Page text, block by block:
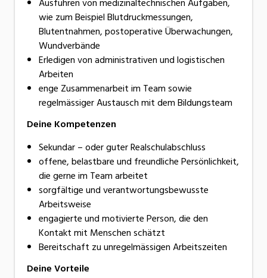
wie zum Beispiel Blutdruckmessungen,
Blutentnahmen, postoperative Überwachungen,
Wundverbände
Erledigen von administrativen und logistischen
Arbeiten
enge Zusammenarbeit im Team sowie
regelmässiger Austausch mit dem Bildungsteam
Deine Kompetenzen
Sekundar – oder guter Realschulabschluss
offene, belastbare und freundliche Persönlichkeit,
die gerne im Team arbeitet
sorgfältige und verantwortungsbewusste
Arbeitsweise
engagierte und motivierte Person, die den
Kontakt mit Menschen schätzt
Bereitschaft zu unregelmässigen Arbeitszeiten
Deine Vorteile